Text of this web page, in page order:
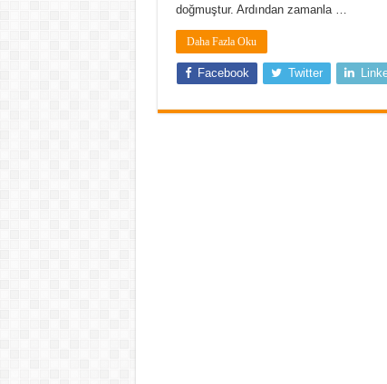
doğmuştur. Ardından zamanla …
Daha Fazla Oku
Facebook Twitter